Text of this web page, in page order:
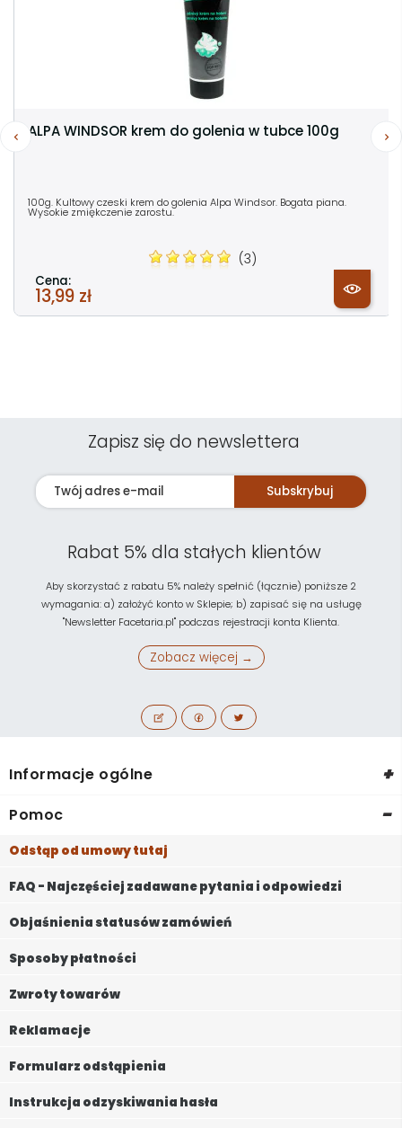
ALPA WINDSOR krem do golenia w tubce 100g
100g. Kultowy czeski krem do golenia Alpa Windsor. Bogata piana.
Wysokie zmiękczenie zarostu.
(3)
Cena:
13,99 zł
Zapisz się do newslettera
Subskrybuj
Rabat 5% dla stałych klientów
Aby skorzystać z rabatu 5% należy spełnić (łącznie) poniższe 2
wymagania: a) założyć konto w Sklepie; b) zapisać się na usługę
"Newsletter Facetaria.pl" podczas rejestracji konta Klienta.
Zobacz więcej →
Informacje ogólne +
Pomoc -
Odstąp od umowy tutaj
FAQ - Najczęściej zadawane pytania i odpowiedzi
Objaśnienia statusów zamówień
Sposoby płatności
Zwroty towarów
Reklamacje
Formularz odstąpienia
Instrukcja odzyskiwania hasła